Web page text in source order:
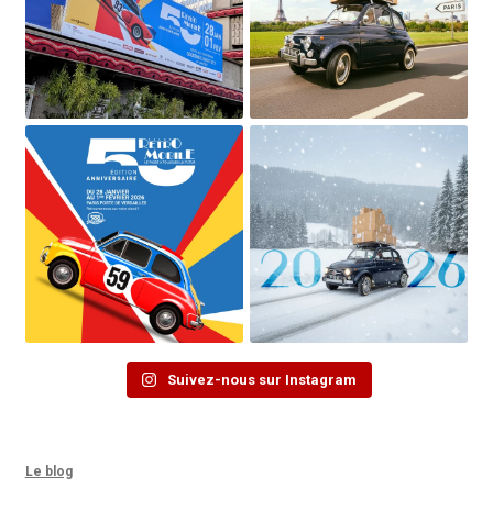
Suivez-nous sur Instagram
Le blog